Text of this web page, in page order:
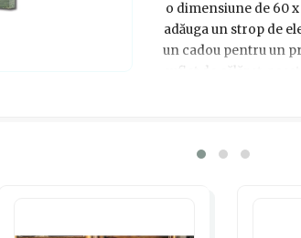
o dimensiune de 60
adăuga un strop de
un cadou pentru un
suflet de călăreț,